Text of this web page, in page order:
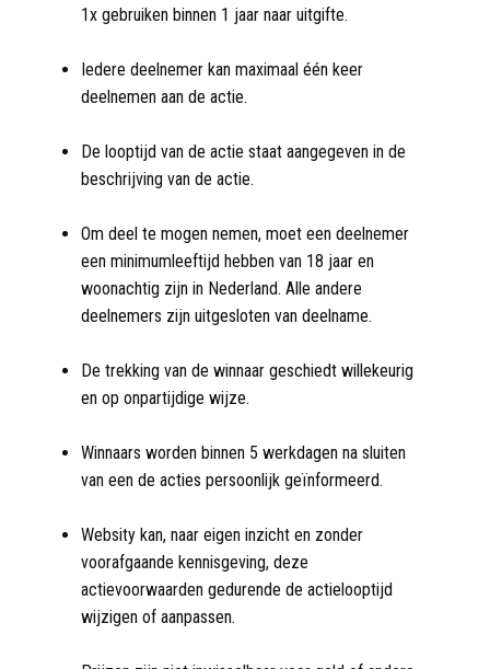
1x gebruiken binnen 1 jaar naar uitgifte.
Iedere deelnemer kan maximaal één keer
deelnemen aan de actie.
De looptijd van de actie staat aangegeven in de
beschrijving van de actie.
Om deel te mogen nemen, moet een deelnemer
een minimumleeftijd hebben van 18 jaar en
woonachtig zijn in Nederland. Alle andere
deelnemers zijn uitgesloten van deelname.
De trekking van de winnaar geschiedt willekeurig
en op onpartijdige wijze.
Winnaars worden binnen 5 werkdagen na sluiten
van een de acties persoonlijk geïnformeerd.
Websity kan, naar eigen inzicht en zonder
voorafgaande kennisgeving, deze
actievoorwaarden gedurende de actielooptijd
wijzigen of aanpassen.